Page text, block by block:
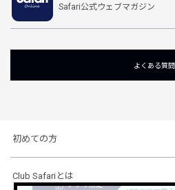
Safari公式ウェブマガジン
よくある質問
初めての方
Club Safariとは